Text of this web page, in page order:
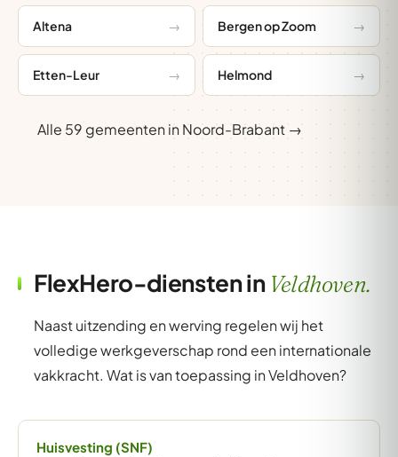
Altena Bergen op Zoom
Etten-Leur Helmond
Alle 59 gemeenten in Noord-Brabant →
FlexHero-diensten in Veldhoven.
Naast uitzending en werving regelen wij het
volledige werkgeverschap rond een internationale
vakkracht. Wat is van toepassing in Veldhoven?
Huisvesting (SNF)